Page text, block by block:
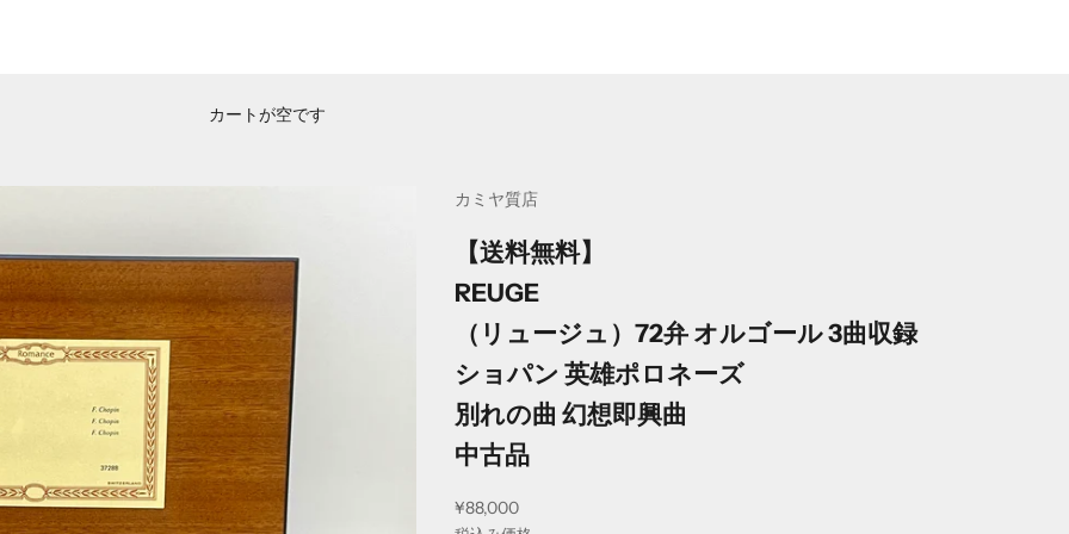
カートが空です
カミヤ質店
【送料無料】
REUGE
（リュージュ）72弁 オルゴール 3曲収録
ショパン 英雄ポロネーズ
別れの曲 幻想即興曲
中古品
セール価格
¥88,000